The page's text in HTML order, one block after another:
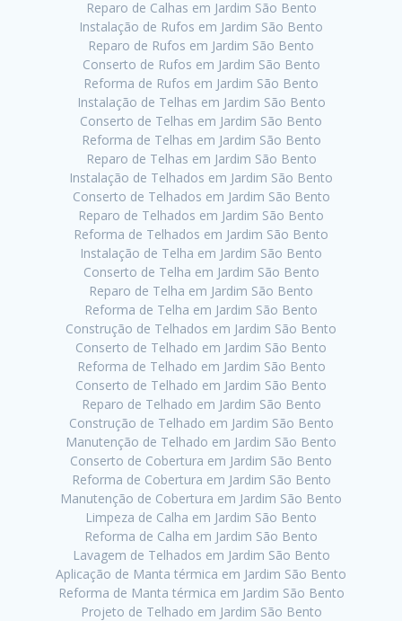
Reparo de Calhas em Jardim São Bento
Instalação de Rufos em Jardim São Bento
Reparo de Rufos em Jardim São Bento
Conserto de Rufos em Jardim São Bento
Reforma de Rufos em Jardim São Bento
Instalação de Telhas em Jardim São Bento
Conserto de Telhas em Jardim São Bento
Reforma de Telhas em Jardim São Bento
Reparo de Telhas em Jardim São Bento
Instalação de Telhados em Jardim São Bento
Conserto de Telhados em Jardim São Bento
Reparo de Telhados em Jardim São Bento
Reforma de Telhados em Jardim São Bento
Instalação de Telha em Jardim São Bento
Conserto de Telha em Jardim São Bento
Reparo de Telha em Jardim São Bento
Reforma de Telha em Jardim São Bento
Construção de Telhados em Jardim São Bento
Conserto de Telhado em Jardim São Bento
Reforma de Telhado em Jardim São Bento
Conserto de Telhado em Jardim São Bento
Reparo de Telhado em Jardim São Bento
Construção de Telhado em Jardim São Bento
Manutenção de Telhado em Jardim São Bento
Conserto de Cobertura em Jardim São Bento
Reforma de Cobertura em Jardim São Bento
Manutenção de Cobertura em Jardim São Bento
Limpeza de Calha em Jardim São Bento
Reforma de Calha em Jardim São Bento
Lavagem de Telhados em Jardim São Bento
Aplicação de Manta térmica em Jardim São Bento
Reforma de Manta térmica em Jardim São Bento
Projeto de Telhado em Jardim São Bento